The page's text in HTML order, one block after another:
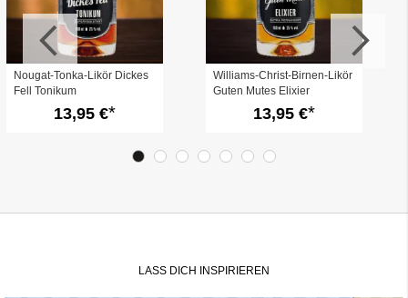
Nougat-Tonka-Likör Dickes
Fell Tonikum
13,95 €
Williams-Christ-Birnen-Likör
Guten Mutes Elixier
13,95 €
LASS DICH INSPIRIEREN